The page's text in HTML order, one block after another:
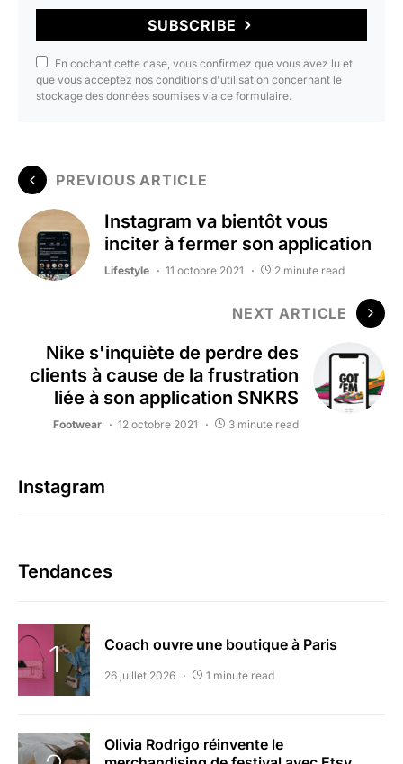
SUBSCRIBE
En cochant cette case, vous confirmez que vous avez lu et
que vous acceptez nos conditions d'utilisation concernant le
stockage des données soumises via ce formulaire.
PREVIOUS ARTICLE
Instagram va bientôt vous
inciter à fermer son application
Lifestyle 11 octobre 2021 2 minute read
NEXT ARTICLE
Nike s'inquiète de perdre des
clients à cause de la frustration
liée à son application SNKRS
Footwear 12 octobre 2021 3 minute read
Instagram
Tendances
Coach ouvre une boutique à Paris
26 juillet 2026 1 minute read
Olivia Rodrigo réinvente le